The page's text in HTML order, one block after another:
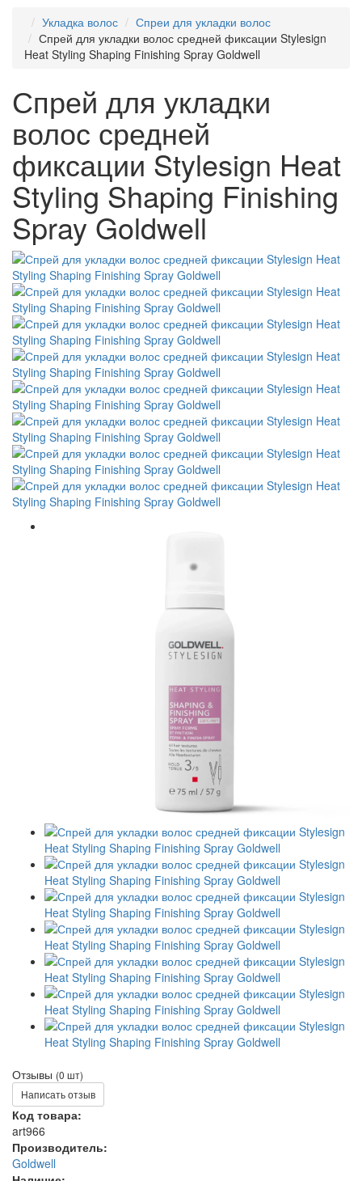
Укладка волос
Спреи для укладки волос
Спрей для укладки волос средней фиксации Stylesign
Heat Styling Shaping Finishing Spray Goldwell
Спрей для укладки
волос средней
фиксации Stylesign Heat
Styling Shaping Finishing
Spray Goldwell
Отзывы (0 шт)
Написать отзыв
Код товара:
art966
Производитель:
Goldwell